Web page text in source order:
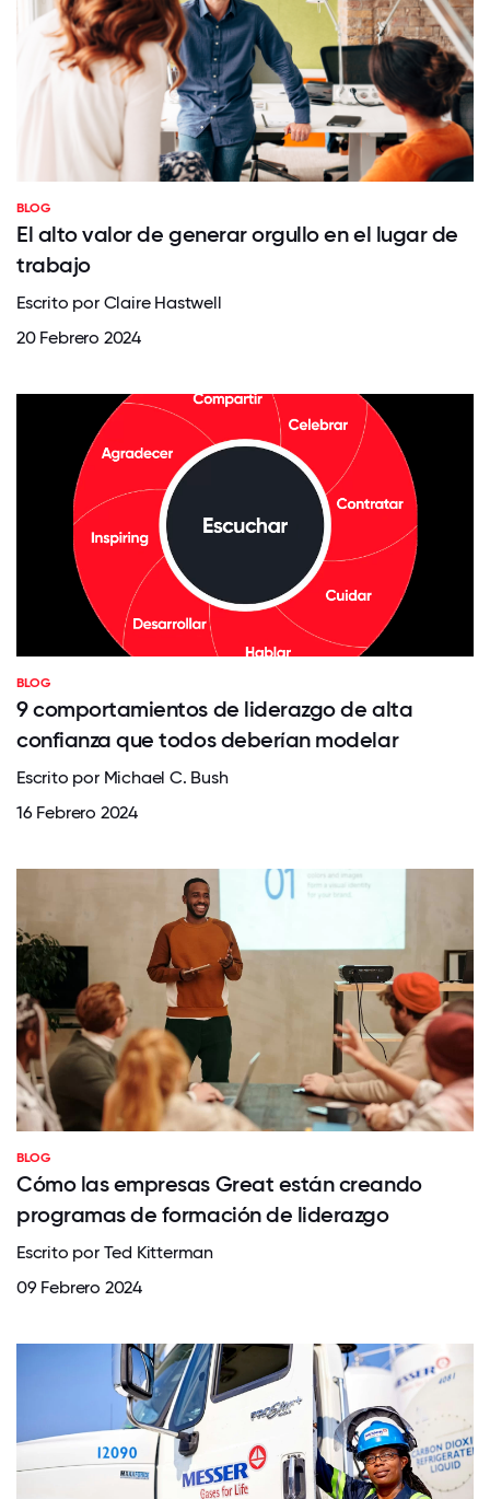
BLOG
El alto valor de generar orgullo en el lugar de
trabajo
Escrito por Claire Hastwell
20 Febrero 2024
BLOG
9 comportamientos de liderazgo de alta
confianza que todos deberían modelar
Escrito por Michael C. Bush
16 Febrero 2024
BLOG
Cómo las empresas Great están creando
programas de formación de liderazgo
Escrito por Ted Kitterman
09 Febrero 2024